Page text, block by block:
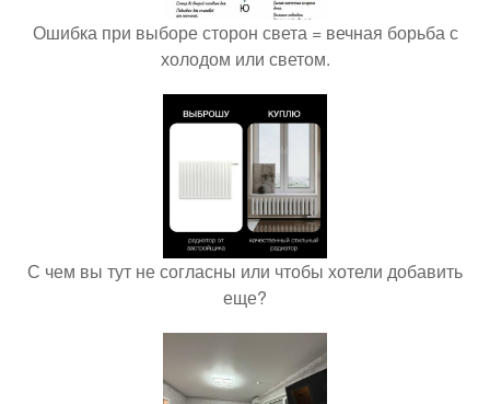
Ошибка при выборе сторон света = вечная борьба с
холодом или светом.
С чем вы тут не согласны или чтобы хотели добавить
еще?